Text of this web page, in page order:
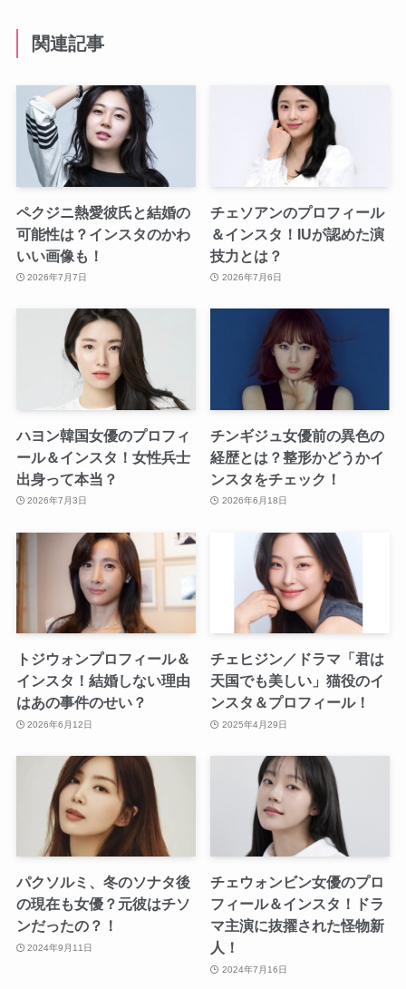
関連記事
ペクジニ熱愛彼氏と結婚の
可能性は？インスタのかわ
いい画像も！
2026年7月7日
チェソアンのプロフィール
＆インスタ！IUが認めた演
技力とは？
2026年7月6日
ハヨン韓国女優のプロフィ
ール＆インスタ！女性兵士
出身って本当？
2026年7月3日
チンギジュ女優前の異色の
経歴とは？整形かどうかイ
ンスタをチェック！
2026年6月18日
トジウォンプロフィール＆
インスタ！結婚しない理由
はあの事件のせい？
2026年6月12日
チェヒジン／ドラマ「君は
天国でも美しい」猫役のイ
ンスタ＆プロフィール！
2025年4月29日
パクソルミ、冬のソナタ後
の現在も女優？元彼はチソ
ンだったの？！
2024年9月11日
チェウォンビン女優のプロ
フィール＆インスタ！ドラ
マ主演に抜擢された怪物新
人！
2024年7月16日